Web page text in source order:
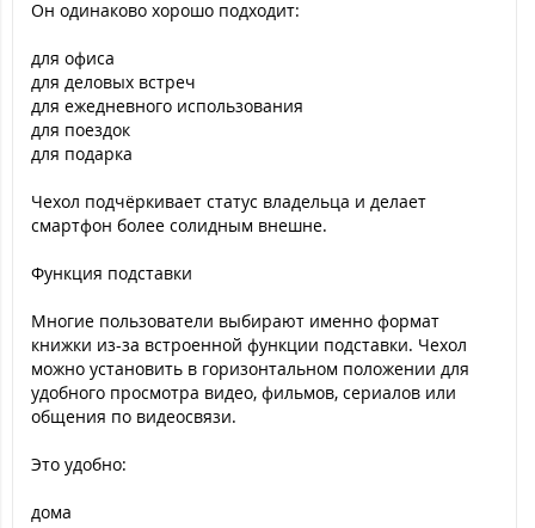
Он одинаково хорошо подходит:
для офиса
для деловых встреч
для ежедневного использования
для поездок
для подарка
Чехол подчёркивает статус владельца и делает
смартфон более солидным внешне.
Функция подставки
Многие пользователи выбирают именно формат
книжки из-за встроенной функции подставки. Чехол
можно установить в горизонтальном положении для
удобного просмотра видео, фильмов, сериалов или
общения по видеосвязи.
Это удобно:
дома